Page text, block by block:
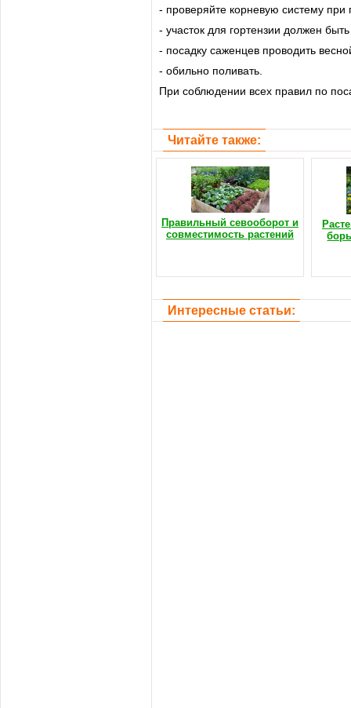
- проверяйте корневую систему при
- участок для гортензии должен
- посадку саженцев проводить
- обильно поливать.
При соблюдении всех правил по
Читайте также:
Правильный севооборот и
совместимость растений
Интересные статьи: